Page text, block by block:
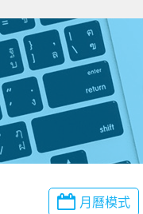
月曆模式